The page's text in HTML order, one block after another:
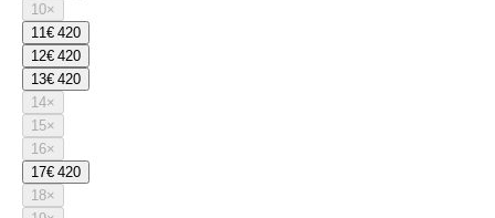
10×
11€ 420
12€ 420
13€ 420
14×
15×
16×
17€ 420
18×